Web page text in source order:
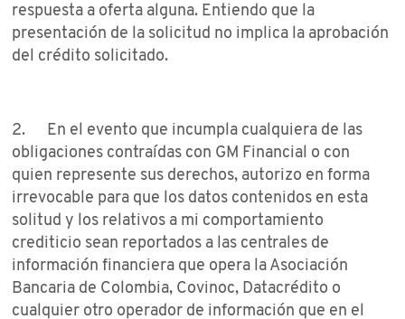
respuesta a oferta alguna. Entiendo que la
presentación de la solicitud no implica la aprobación
del crédito solicitado.
2. En el evento que incumpla cualquiera de las
obligaciones contraídas con GM Financial o con
quien represente sus derechos, autorizo en forma
irrevocable para que los datos contenidos en esta
solitud y los relativos a mi comportamiento
crediticio sean reportados a las centrales de
información financiera que opera la Asociación
Bancaria de Colombia, Covinoc, Datacrédito o
cualquier otro operador de información que en el